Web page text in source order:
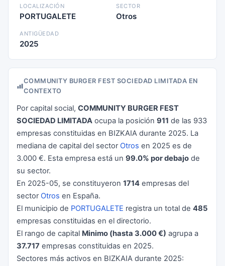
LOCALIZACIÓN
PORTUGALETE
SECTOR
Otros
ANTIGÜEDAD
2025
COMMUNITY BURGER FEST SOCIEDAD LIMITADA EN
CONTEXTO
Por capital social, COMMUNITY BURGER FEST
SOCIEDAD LIMITADA ocupa la posición 911 de las 933
empresas constituidas en BIZKAIA durante 2025. La
mediana de capital del sector Otros en 2025 es de
3.000 €. Esta empresa está un 99.0% por debajo de
su sector.
En 2025-05, se constituyeron 1714 empresas del
sector Otros en España.
El municipio de PORTUGALETE registra un total de 485
empresas constituidas en el directorio.
El rango de capital Minimo (hasta 3.000 €) agrupa a
37.717 empresas constituidas en 2025.
Sectores más activos en BIZKAIA durante 2025: